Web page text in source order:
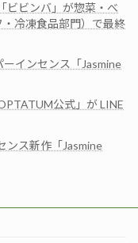
ビビンバ」が惣菜・べ
冷凍食品部門）で最終
ーインセンス「Jasmine
公式」が LINE
ンス新作「Jasmine